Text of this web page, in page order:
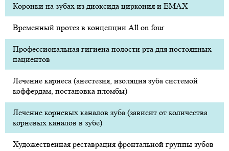
Коронки на зубах из диоксида циркония и EMAX
Временный протез в концепции All on four
Профессиональная гигиена полости рта для постоянных
пациентов
Лечение кариеса (анестезия, изоляция зуба системой
коффердам, постановка пломбы)
Лечение корневых каналов зуба (зависит от количества
корневых каналов в зубе)
Художественная реставрация фронтальной группы зубов